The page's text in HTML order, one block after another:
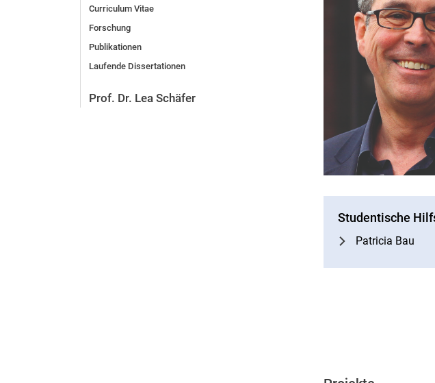
Curriculum Vitae
Forschung
Publikationen
Laufende Dissertationen
Prof. Dr. Lea Schäfer
Studentische
Patricia Bau